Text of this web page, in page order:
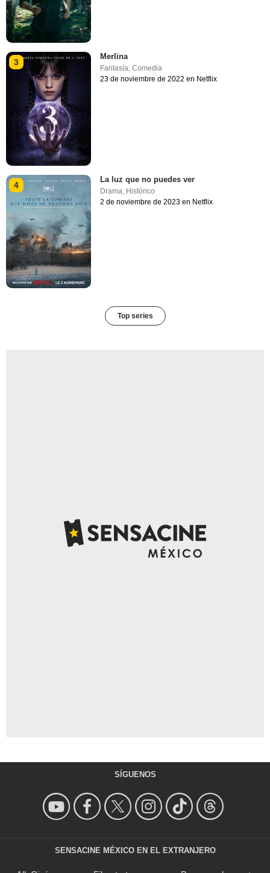
3
Merlina
Fantasía,Comedia
23 de noviembre de 2022 en Netflix
4
La luz que no puedes ver
Drama Histórico
2 de noviembre de 2023 en Netflix
Top series
SÍGUENOS
SENSACINE MÉXICO EN EL EXTRANJERO